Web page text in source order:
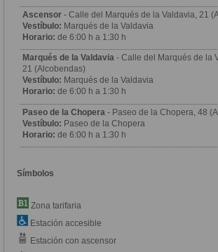
Ascensor - Calle del Marqués de la Valdavia, 21
Vestíbulo: Marqués de la Valdavia
Horario: de 6:00 h a 1:30 h
Marqués de la Valdavia - Calle del Marqués de la
21 (Alcobendas)
Vestíbulo: Marqués de la Valdavia
Horario: de 6:00 h a 1:30 h
Paseo de la Chopera - Paseo de la Chopera, 48
Vestíbulo: Paseo de la Chopera
Horario: de 6:00 h a 1:30 h
Símbolos
Zona tarifaria
Estación accesible
Estación con ascensor